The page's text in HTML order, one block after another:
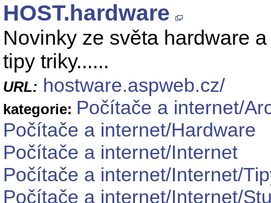
HOST.hardware
Novinky ze světa hardware
tipy triky......
URL: hostware.aspweb.cz/
kategorie: Počítače a internet/
Počítače a internet/Hardware
Počítače a internet/Internet
Počítače a internet/Internet/
Počítače a internet/Internet/